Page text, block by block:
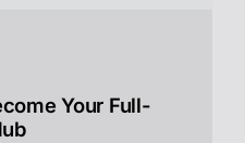
Your Full-